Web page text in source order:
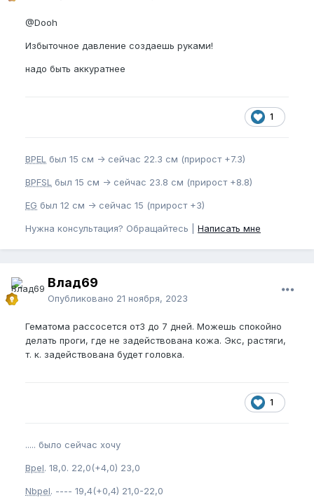
@Dooh
Избыточное давление создаешь руками!
надо быть аккуратнее
1
BPEL был 15 см -> сейчас 22.3 см (прирост +7.3)
BPFSL был 15 см -> сейчас 23.8 см (прирост +8.8)
EG был 12 см -> сейчас 15 (прирост +3)
Нужна консультация? Обращайтесь | Написать мне
Влад69
Опубликовано 21 ноября, 2023
Гематома рассосется от3 до 7 дней. Можешь спокойно
делать проги, где не задействована кожа. Экс, растяги,
т. к. задействована будет головка.
1
..... было сейчас хочу
Bpel. 18,0. 22,0(+4,0) 23,0
Nbpel. ---- 19,4(+0,4) 21,0-22,0